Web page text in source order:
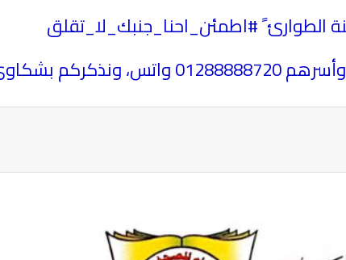
الطوارئ ً #اطمئن_احنا_جنبك_لا_تقلق
الصحة (105